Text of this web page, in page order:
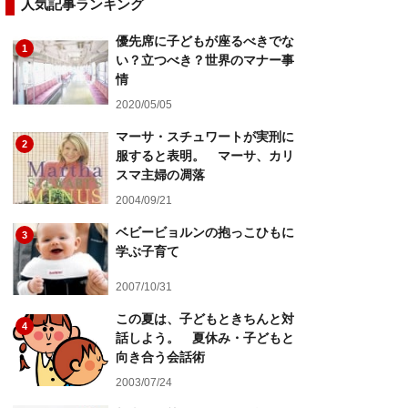
人気記事ランキング
1
優先席に子どもが座るべきでな
い？立つべき？世界のマナー事
情
2020/05/05
2
マーサ・スチュワートが実刑に
服すると表明。 マーサ、カリ
スマ主婦の凋落
2004/09/21
3
ベビービョルンの抱っこひもに
学ぶ子育て
2007/10/31
4
この夏は、子どもときちんと対
話しよう。 夏休み・子どもと
向き合う会話術
2003/07/24